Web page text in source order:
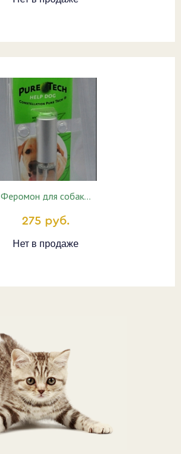
Феромон для собак…
275 руб.
Нет в продаже